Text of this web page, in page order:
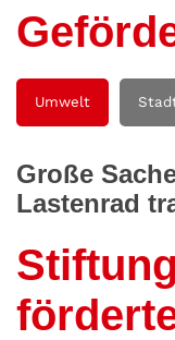
Umwelt
Große
Lastenrad